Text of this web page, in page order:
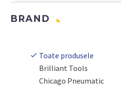
BRAND
Toate produsele
Brilliant Tools
Chicago Pneumatic